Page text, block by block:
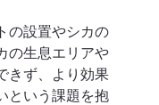
の設置やシカの
の生息エリアや
きず、より効果
という課題を抱